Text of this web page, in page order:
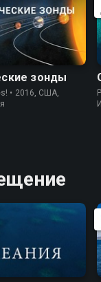
зонды
• 2016, США,